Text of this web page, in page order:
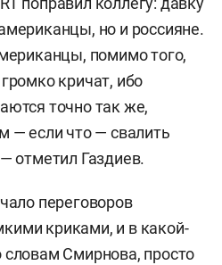
но и россияне.
помимо того,
кричат, ибо
точно так же,
— если что — свалить
отметил Газдиев.
переговоров
криками, и в какой-
Смирнова, просто